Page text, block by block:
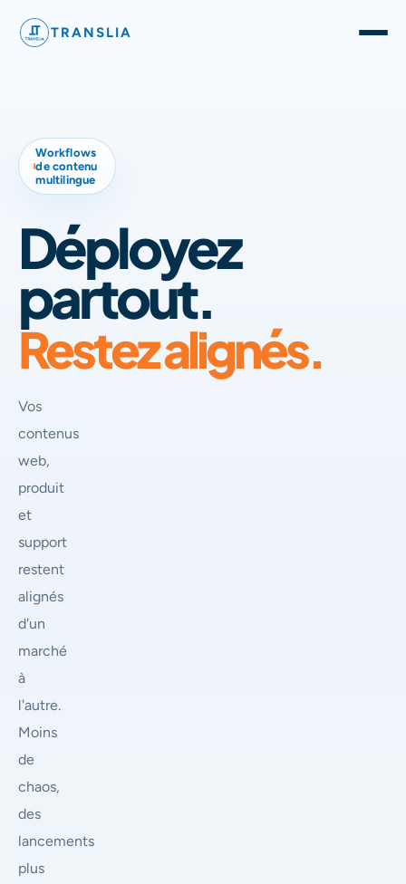
TRANSLIA
Workflows
de contenu
multilingue
Déployez
partout.
Restez alignés.
Vos
contenus
web,
produit
et
support
restent
alignés
d'un
marché
à
l'autre.
Moins
de
chaos,
des
lancements
plus